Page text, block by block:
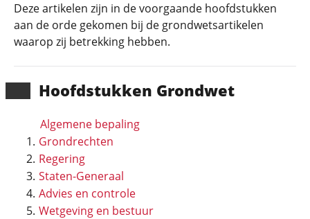
Hoofd­stukken Grondwet
Algemene bepaling
Grondrechten
Regering
Staten-Generaal
Advies en controle
Wetgeving en bestuur
Deze artikelen zijn in de voorgaande hoofdstukken
aan de orde gekomen bij de grondwetsartikelen
waarop zij betrekking hebben.